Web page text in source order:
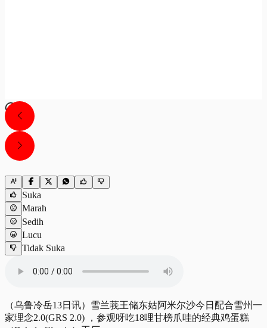
Suka
Marah
Sedih
Lucu
Tidak Suka
（乌鲁冷岳13日讯）雪兰莪王储东姑阿米尔沙今日配合雪州一
家理念2.0(GRS 2.0) ，参观呀吃18哩甘榜爪哇的经典鸡蛋糕